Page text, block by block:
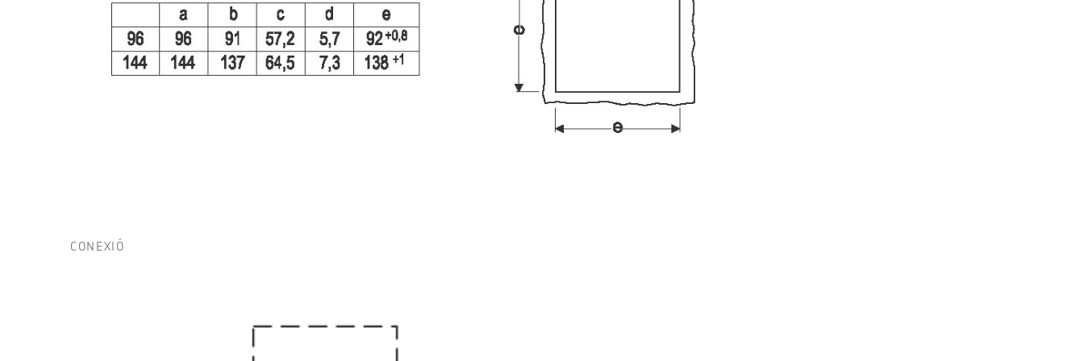
CONEXIÓ